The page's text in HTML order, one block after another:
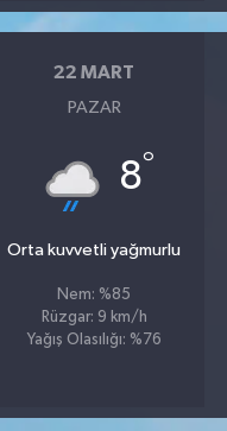
22 MART
PAZAR
8°
Orta kuvvetli yağmurlu
Nem: %85
Rüzgar: 9 km/h
Yağış Olasılığı: %76